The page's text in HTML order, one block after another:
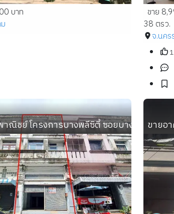
บาท
ขาย
38 ตรว.
จ.นคร
1
ณิชย์ โครงการบางพลีซิตี้ ซอยบางปลา 20 เ
ขายอ